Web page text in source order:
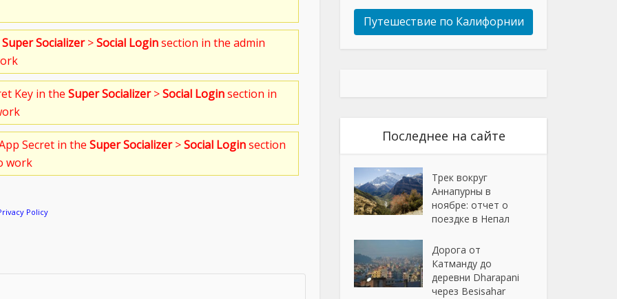
Super Socializer>Social Loginsection in the admin
Key in the Super Socializer>Social Loginsection in
Secret in the Super Socializer>Social Loginsection
work
Policy
Путешествие по Калифорнии
Последнее на сайте
Трек вокруг
Аннапурны в
ноябре: отчет о
поездке в Непал
Дорога от
Катманду до
деревни Dharapani
через Besisahar